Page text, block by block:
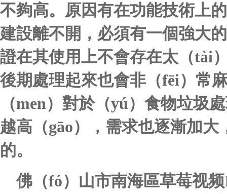
不夠高。原因有在功能技術上
建設離不開，必須有一個強大
證在其使用上不會存在太（tài
後期處理起來也會非（fēi）常
（men）對於（yú）食物垃圾
越高（gāo），需求也逐漸加
的。
佛（fó）山市南海區草莓视